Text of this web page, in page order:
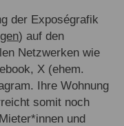
der Exposégrafik
) auf den
Netzwerken wie
X (ehem.
Ihre Wohnung
somit noch
und